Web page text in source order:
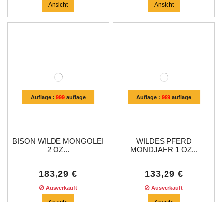
Ansicht Ansicht
Auflage : 999auflage
BISON WILDE MONGOLEI
2 OZ...
183,29 €
Ausverkauft
Auflage :999 auflage
WILDES PFERD
MONDJAHR 1 OZ...
133,29 €
Ausverkauft